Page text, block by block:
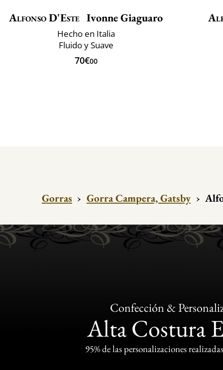
Alfonso D'Este Ivonne Giaguaro
Hecho en Italia
Fluido y Suave
70€00
Gorras › Gorra Campera, Gatsby ›
Confección &
Alta Costura
95% de las personalizaciones